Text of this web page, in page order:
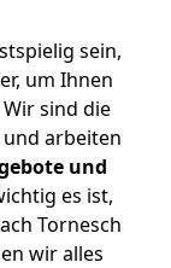
sein,
um Ihnen
sind die
und arbeiten
und
es ist,
Tornesch
wir alles